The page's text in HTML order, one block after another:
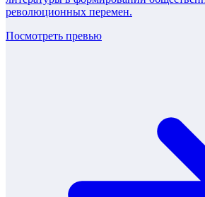
революционных перемен.
Посмотреть превью